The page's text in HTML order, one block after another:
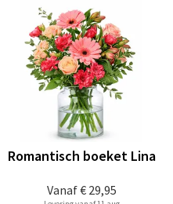
Vanaf€ 29,95
Romantisch boeket Lina